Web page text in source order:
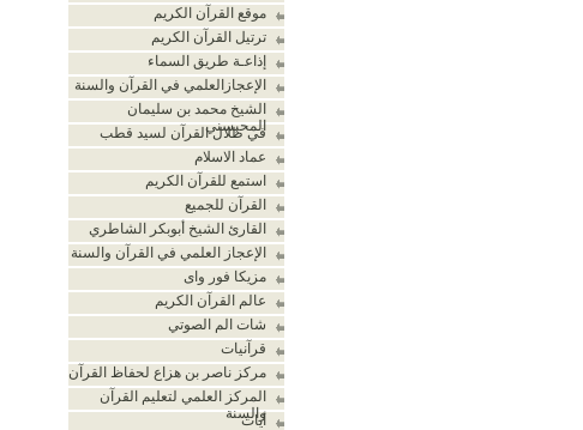
موقع القرآن الكريم
ترتيل القرآن الكريم
إذاعـة طريق السماء
الإعجازالعلمي في القرآن والسنة
الشيخ محمد بن سليمان
المحيسني
في ظلال القرآن لسيد قطب
عماد الاسلام
استمع للقرآن الكريم
القرآن للجميع
القارئ الشيخ أبوبكر الشاطري
الإعجاز العلمي في القرآن والسنة
مزيكا فور واى
عالم القرآن الكريم
شات الم الصوتي
قرآنيات
مركز ناصر بن هزاع لحفاظ القرآن
المركز العلمي لتعليم القرآن
والسنة
أيات